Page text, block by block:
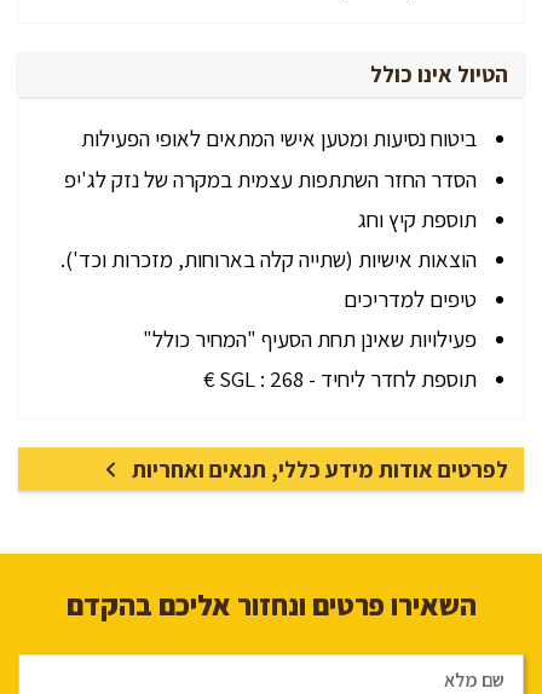
הטיול אינו כולל
ביטוח נסיעות ומטען אישי המתאים לאופי הפעילות
הסדר החזר השתתפות עצמית במקרה של נזק לג'יפ
תוספת קיץ וחג
הוצאות אישיות (שתייה קלה בארוחות, מזכרות וכד').
טיפים למדריכים
פעילויות שאינן תחת הסעיף "המחיר כולל"
תוספת לחדר ליחיד - SGL : 268 €
לפרטים אודות מידע כללי, תנאים ואחריות
השאירו פרטים ונחזור אליכם בהקדם